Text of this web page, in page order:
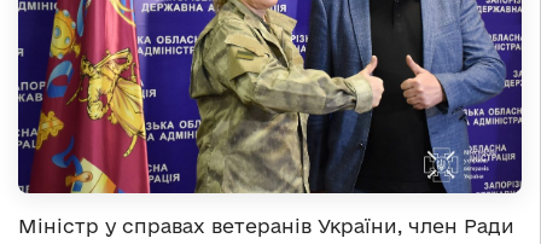
Міністр у справах ветеранів України, член Ради